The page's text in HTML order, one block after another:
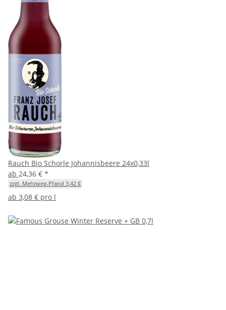
Rauch Bio Schorle Johannisbeere 24x0,33l
ab 24,36 € *
zzgl. Mehrweg-Pfand 3,42 €
ab 3,08 € pro l